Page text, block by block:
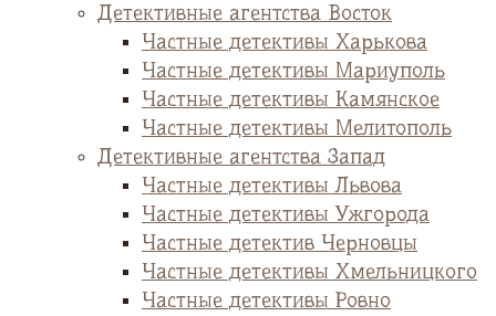
Детективные агентства Восток
Частные детективы Харькова
Частные детективы Мариуполь
Частные детективы Камянское
Частные детективы Мелитополь
Детективные агентства Запад
Частные детективы Львова
Частные детективы Ужгорода
Частные детектив Черновцы
Частные детективы Хмельницкого
Частные детективы Ровно